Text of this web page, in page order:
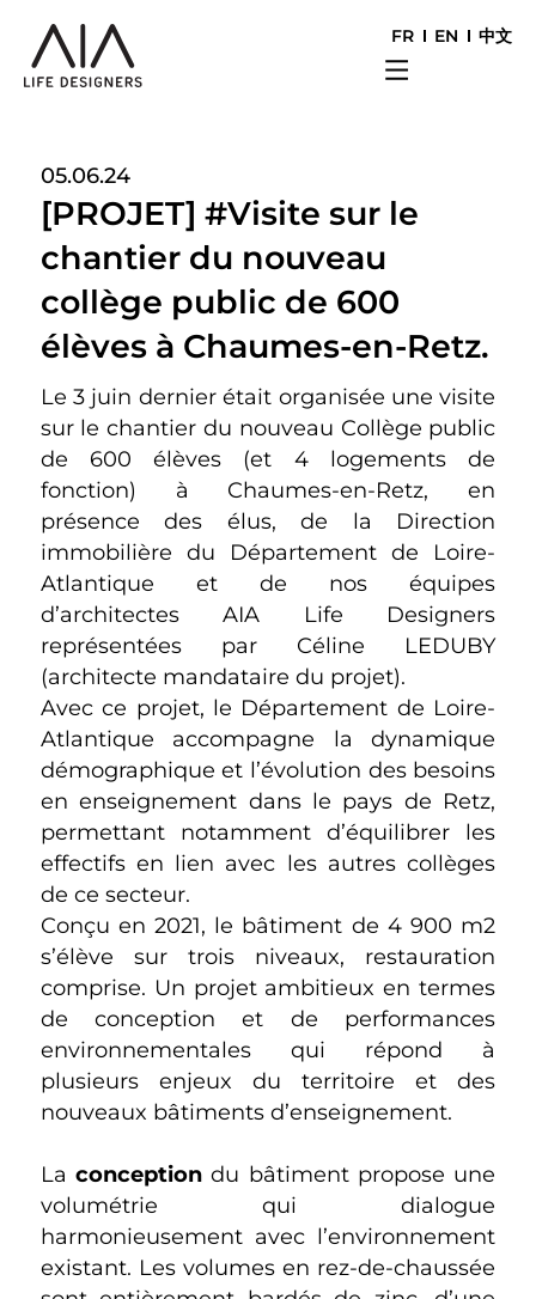
FR EN 中文
05.06.24
[PROJET] #Visite sur le
chantier du nouveau
collège public de 600
élèves à Chaumes-en-Retz.
Le 3 juin dernier était organisée une visite
sur le chantier du nouveau Collège public
de 600 élèves (et 4 logements de
fonction) à Chaumes-en-Retz, en
présence des élus, de la Direction
immobilière du Département de Loire-
Atlantique et de nos équipes
d’architectes AIA Life Designers
représentées par Céline LEDUBY
(architecte mandataire du projet).
Avec ce projet, le Département de Loire-
Atlantique accompagne la dynamique
démographique et l’évolution des besoins
en enseignement dans le pays de Retz,
permettant notamment d’équilibrer les
effectifs en lien avec les autres collèges
de ce secteur.
Conçu en 2021, le bâtiment de 4 900 m2
s’élève sur trois niveaux, restauration
comprise. Un projet ambitieux en termes
de conception et de performances
environnementales qui répond à
plusieurs enjeux du territoire et des
nouveaux bâtiments d’enseignement.
La conceptiondu bâtiment propose une
volumétrie qui dialogue
harmonieusement avec l’environnement
existant. Les volumes en rez-de-chaussée